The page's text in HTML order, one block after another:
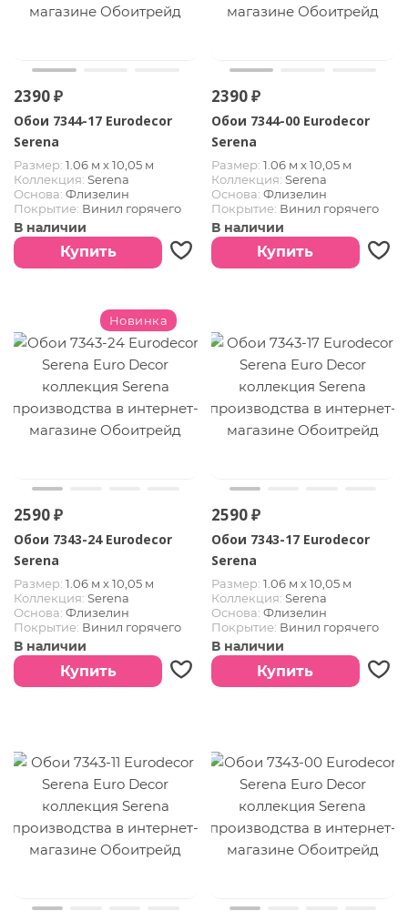
2390 ₽
Обои 7344-17 Eurodecor
Serena
Размер: 1.06 м х 10,05 м
Коллекция: Serena
Основа: Флизелин
Покрытие: Винил горячего
тиснения
В наличии
Купить
2390 ₽
Обои 7344-00 Eurodecor
Serena
Размер: 1.06 м х 10,05 м
Коллекция: Serena
Основа: Флизелин
Покрытие: Винил горячего
тиснения
В наличии
Купить
Новинка
2590 ₽
Обои 7343-24 Eurodecor
Serena
Размер: 1.06 м х 10,05 м
Коллекция: Serena
Основа: Флизелин
Покрытие: Винил горячего
тиснения
В наличии
Купить
2590 ₽
Обои 7343-17 Eurodecor
Serena
Размер: 1.06 м х 10,05 м
Коллекция: Serena
Основа: Флизелин
Покрытие: Винил горячего
тиснения
В наличии
Купить